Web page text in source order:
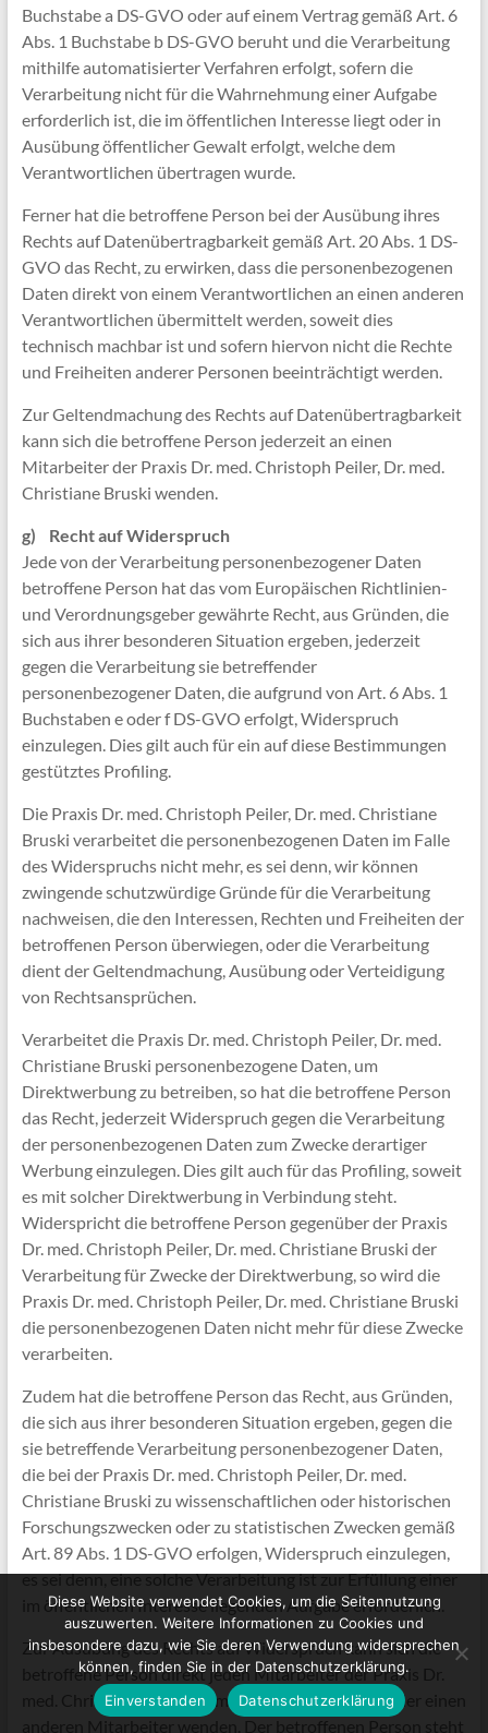
Buchstabe a DS-GVO oder auf einem Vertrag gemäß Art. 6
Abs. 1 Buchstabe b DS-GVO beruht und die Verarbeitung
mithilfe automatisierter Verfahren erfolgt, sofern die
Verarbeitung nicht für die Wahrnehmung einer Aufgabe
erforderlich ist, die im öffentlichen Interesse liegt oder in
Ausübung öffentlicher Gewalt erfolgt, welche dem
Verantwortlichen übertragen wurde.
Ferner hat die betroffene Person bei der Ausübung ihres
Rechts auf Datenübertragbarkeit gemäß Art. 20 Abs. 1 DS-
GVO das Recht, zu erwirken, dass die personenbezogenen
Daten direkt von einem Verantwortlichen an einen anderen
Verantwortlichen übermittelt werden, soweit dies
technisch machbar ist und sofern hiervon nicht die Rechte
und Freiheiten anderer Personen beeinträchtigt werden.
Zur Geltendmachung des Rechts auf Datenübertragbarkeit
kann sich die betroffene Person jederzeit an einen
Mitarbeiter der Praxis Dr. med. Christoph Peiler, Dr. med.
Christiane Bruski wenden.
g) Recht auf Widerspruch
Jede von der Verarbeitung personenbezogener Daten
betroffene Person hat das vom Europäischen Richtlinien-
und Verordnungsgeber gewährte Recht, aus Gründen, die
sich aus ihrer besonderen Situation ergeben, jederzeit
gegen die Verarbeitung sie betreffender
personenbezogener Daten, die aufgrund von Art. 6 Abs. 1
Buchstaben e oder f DS-GVO erfolgt, Widerspruch
einzulegen. Dies gilt auch für ein auf diese Bestimmungen
gestütztes Profiling.
Die Praxis Dr. med. Christoph Peiler, Dr. med. Christiane
Bruski verarbeitet die personenbezogenen Daten im Falle
des Widerspruchs nicht mehr, es sei denn, wir können
zwingende schutzwürdige Gründe für die Verarbeitung
nachweisen, die den Interessen, Rechten und Freiheiten der
betroffenen Person überwiegen, oder die Verarbeitung
dient der Geltendmachung, Ausübung oder Verteidigung
von Rechtsansprüchen.
Verarbeitet die Praxis Dr. med. Christoph Peiler, Dr. med.
Christiane Bruski personenbezogene Daten, um
Direktwerbung zu betreiben, so hat die betroffene Person
das Recht, jederzeit Widerspruch gegen die Verarbeitung
der personenbezogenen Daten zum Zwecke derartiger
Werbung einzulegen. Dies gilt auch für das Profiling, soweit
es mit solcher Direktwerbung in Verbindung steht.
Widerspricht die betroffene Person gegenüber der Praxis
Dr. med. Christoph Peiler, Dr. med. Christiane Bruski der
Verarbeitung für Zwecke der Direktwerbung, so wird die
Praxis Dr. med. Christoph Peiler, Dr. med. Christiane Bruski
die personenbezogenen Daten nicht mehr für diese Zwecke
verarbeiten.
Zudem hat die betroffene Person das Recht, aus Gründen,
die sich aus ihrer besonderen Situation ergeben, gegen die
sie betreffende Verarbeitung personenbezogener Daten,
die bei der Praxis Dr. med. Christoph Peiler, Dr. med.
Christiane Bruski zu wissenschaftlichen oder historischen
Forschungszwecken oder zu statistischen Zwecken gemäß
Art. 89 Abs. 1 DS-GVO erfolgen, Widerspruch einzulegen,
es sei denn, eine solche Verarbeitung ist zur Erfüllung einer
im öffentlichen Interesse liegenden Aufgabe erforderlich.
Zur Ausübung des Rechts auf Widerspruch kann sich die
betroffene Person direkt jeden Mitarbeiter der Praxis Dr.
med. Christoph Peiler, Dr. med. Christiane Bruski oder einen
Diese Website verwendet Cookies, um die Seitennutzung
auszuwerten. Weitere Informationen zu Cookies und
insbesondere dazu, wie Sie deren Verwendung widersprechen
können, finden Sie in der Datenschutzerklärung.
Einverstanden
Datenschutzerklärung